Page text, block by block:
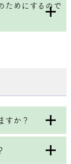
ためにするので
すか？